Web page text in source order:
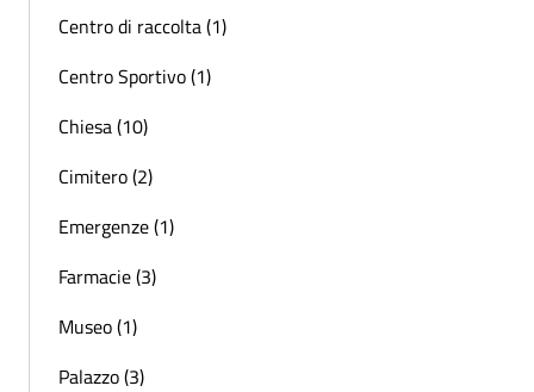
Centro di raccolta (1)
Centro Sportivo (1)
Chiesa (10)
Cimitero (2)
Emergenze (1)
Farmacie (3)
Museo (1)
Palazzo (3)